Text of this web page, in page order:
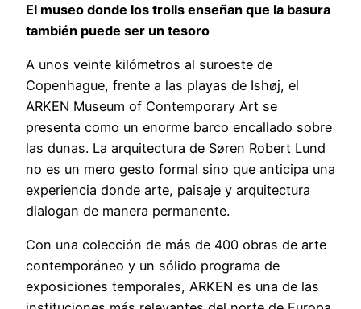
El museo donde los trolls enseñan que la basura
también puede ser un tesoro
A unos veinte kilómetros al suroeste de
Copenhague, frente a las playas de Ishøj, el
ARKEN Museum of Contemporary Art se
presenta como un enorme barco encallado sobre
las dunas. La arquitectura de Søren Robert Lund
no es un mero gesto formal sino que anticipa una
experiencia donde arte, paisaje y arquitectura
dialogan de manera permanente.
Con una colección de más de 400 obras de arte
contemporáneo y un sólido programa de
exposiciones temporales, ARKEN es una de las